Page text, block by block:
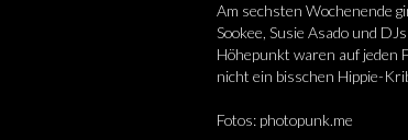
Am sechsten Wochenende
Sookee, Susie Asado und
Höhepunkt waren auf jeden
nicht ein bisschen Hippie-
Fotos: photopunk.me